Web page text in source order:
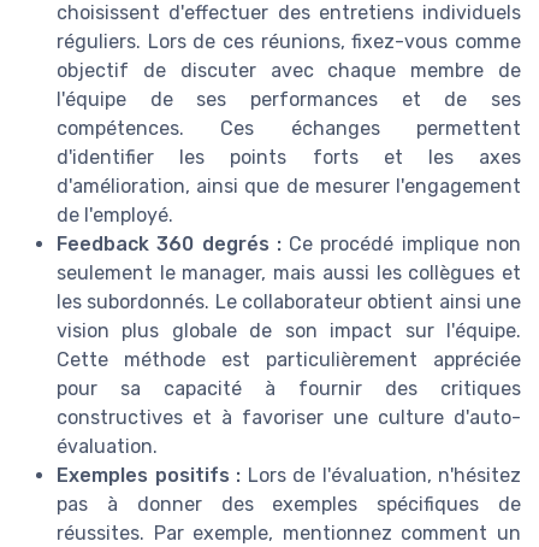
choisissent d'effectuer des entretiens individuels
réguliers. Lors de ces réunions, fixez-vous comme
objectif de discuter avec chaque membre de
l'équipe de ses performances et de ses
compétences. Ces échanges permettent
d'identifier les points forts et les axes
d'amélioration, ainsi que de mesurer l'engagement
de l'employé.
Feedback 360 degrés :Ce procédé implique non
seulement le manager, mais aussi les collègues et
les subordonnés. Le collaborateur obtient ainsi une
vision plus globale de son impact sur l'équipe.
Cette méthode est particulièrement appréciée
pour sa capacité à fournir des critiques
constructives et à favoriser une culture d'auto-
évaluation.
Exemples positifs : Lors de l'évaluation, n'hésitez
pas à donner des exemples spécifiques de
réussites. Par exemple, mentionnez comment un